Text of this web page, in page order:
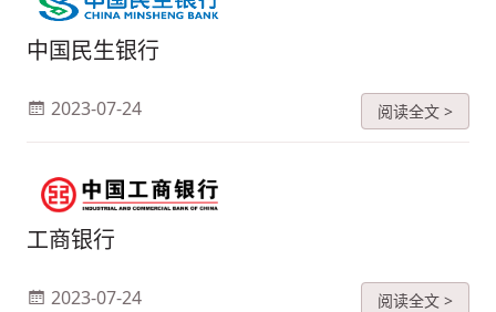
中国民生银行
2023-07-24 阅读全文 >
工商银行
2023-07-24 阅读全文 >